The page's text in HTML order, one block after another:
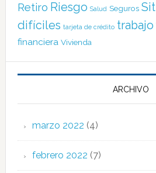
Retiro Riesgo Salud Seguros
difíciles tarjeta de crédito trabajo
financiera Vivienda
ARCHIVO
marzo 2022 (4)
febrero 2022 (7)